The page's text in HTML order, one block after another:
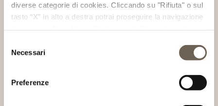
diverse categorie di cookies. Cliccando su "Rifiuta" o sul
tasto “X” in alto a destra potrai proseguire la navigazione
delNecessari
Preferenze
pregio dove vivere un'esperienza nella Toscana più autentica.
COME RAGGIUNGERCI
Una volta imboccata la Strada Grande Comunicazione (Sgc)
Podernovo. Arrivati in Terricciola bisogna seguire le
indicazioni per Morrona e dopo 1,5 km sulla destra si trova via